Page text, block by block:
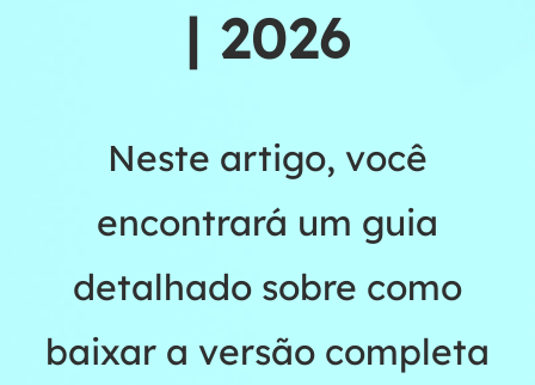
| 2026
Neste artigo, você
encontrará um guia
detalhado sobre como
baixar a versão completa